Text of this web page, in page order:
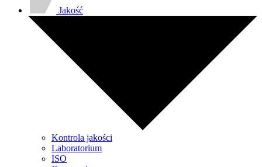
Jakość
Kontrola jakości
Laboratorium
ISO